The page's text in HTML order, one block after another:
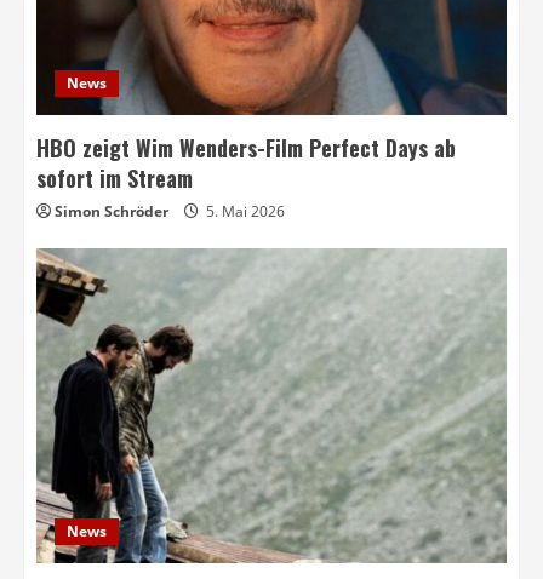
News
HBO zeigt Wim Wenders-Film Perfect Days ab
sofort im Stream
Simon Schröder 5. Mai 2026
News